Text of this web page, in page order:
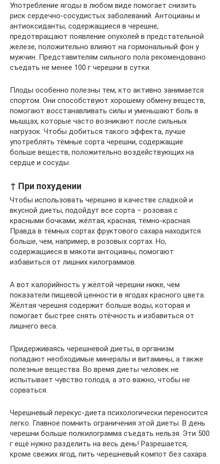
Употребление ягоды в любом виде помогает снизить
риск сердечно-сосудистых заболеваний. Антоцианы и
антиоксиданты, содержащиеся в черешне,
предотвращают появление опухолей в предстательной
железе, положительно влияют на гормональный фон у
мужчин. Представителям сильного пола рекомендовано
съедать не менее 100 г черешни в сутки.
Плоды особенно полезны тем, кто активно занимается
спортом. Они способствуют хорошему обмену веществ,
помогают восстанавливать силы и уменьшают боль в
мышцах, которые часто возникают после сильных
нагрузок. Чтобы добиться такого эффекта, лучше
употреблять тёмные сорта черешни, содержащие
больше веществ, положительно воздействующих на
сердце и сосуды.
↑ При похудении
Чтобы использовать черешню в качестве сладкой и
вкусной диеты, подойдут все сорта – розовая с
красными бочками, жёлтая, красная, тёмно-красная.
Правда в тёмных сортах фруктового сахара находится
больше, чем, например, в розовых сортах. Но,
содержащиеся в мякоти антоцианы, помогают
избавиться от лишних килограммов.
А вот калорийность у жёлтой черешни ниже, чем
показатели пищевой ценности в ягодах красного цвета.
Жёлтая черешня содержит больше воды, которая и
помогает быстрее снять отёчность и избавиться от
лишнего веса.
Придерживаясь черешневой диеты, в организм
попадают необходимые минералы и витамины, а также
полезные вещества. Во время диеты человек не
испытывает чувство голода, а это важно, чтобы не
сорваться.
Черешневый перекус-диета психологически переносится
легко. Главное помнить ограничения этой диеты. В день
черешни больше полкилограмма съедать нельзя. Эти 500
г ещё нужно разделить на весь день! Разрешается,
кроме свежих ягод, пить черешневый компот без сахара.